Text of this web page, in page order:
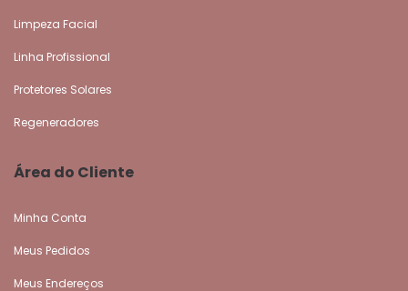
Limpeza Facial
Linha Profissional
Protetores Solares
Regeneradores
Área do Cliente
Minha Conta
Meus Pedidos
Meus Endereços